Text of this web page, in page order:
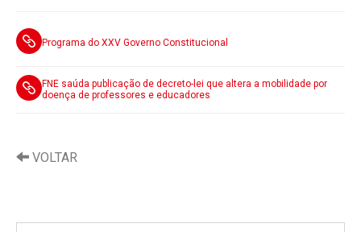
Programa do XXV Governo Constitucional
FNE saúda publicação de decreto-lei que altera a mobilidade por
doença de professores e educadores
VOLTAR